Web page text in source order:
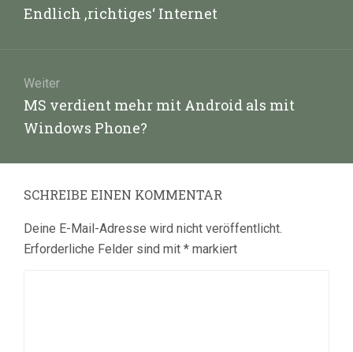
Vorheriger
Endlich ‚richtiges‘ Internet
Weiter
Nächster
Beitrag:
MS verdient mehr mit Android als mit
Windows Phone?
SCHREIBE EINEN KOMMENTAR
Deine E-Mail-Adresse wird nicht veröffentlicht.
Erforderliche Felder sind mit * markiert